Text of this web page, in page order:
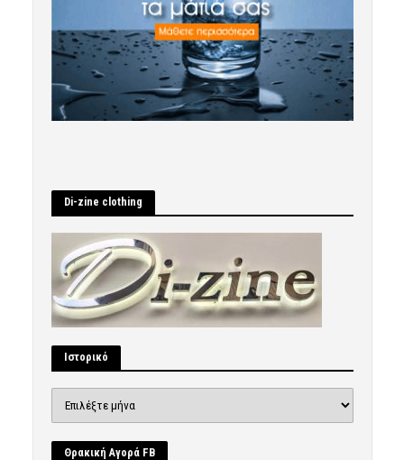
Di-zine clothing
Ιστορικό
Θρακική Αγορά FB